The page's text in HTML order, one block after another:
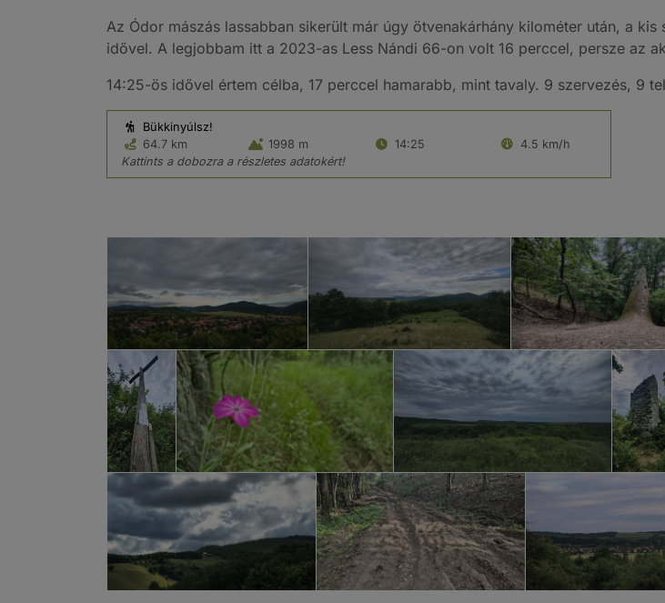
Az Ódor mászás lassabban sikerült már úgy ötvenakárhány kilométer után, a
idővel. A legjobbam itt a 2023-as Less Nándi 66-on volt 16 perccel, persze az
14:25-ös idővel értem célba, 17 perccel hamarabb, mint tavaly. 9 szervezés, 9
Bükkinyúlsz!
64.7 km
1998 m 14:25
4.5 km/h
Kattints a dobozra a részletes adatokért!